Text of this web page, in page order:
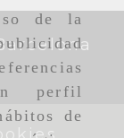
de la
perfil
de